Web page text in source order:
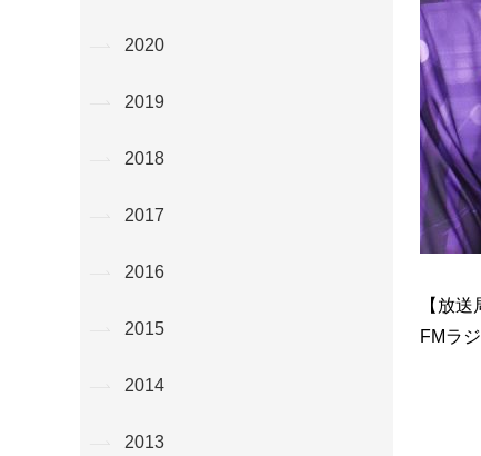
【放送
FMラ
2020
2019
2018
2017
2016
2015
2014
2013